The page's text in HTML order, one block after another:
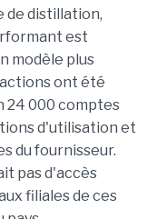
de distillation,
est
modèle plus
ont été
24 000 comptes
d'utilisation et
du fournisseur.
pas d'accès
filiales de ces